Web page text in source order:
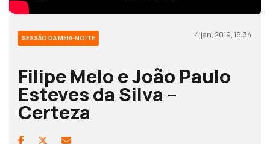
SESSÃO DA MEIA-NOITE 4 jan, 2019, 16:34
Filipe Melo e João Paulo
Esteves da Silva –
Certeza